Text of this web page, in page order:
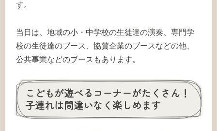
す。
当日は、地域の小・中学校の生徒達の演奏、専門学
校の生徒達のブース、協賛企業のブースなどの他、
公共事業などのブースもあります。
こどもが遊べるコーナーがたくさん！
子連れは間違いなく楽しめます